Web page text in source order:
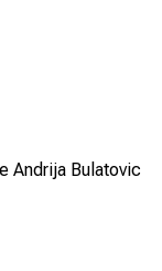
Andrija Bulatovic